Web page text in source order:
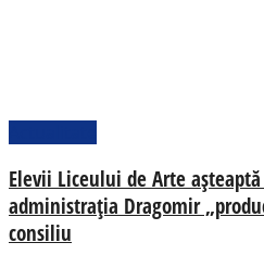
Elevii Liceului de Arte
administrația Dragomir
consiliu